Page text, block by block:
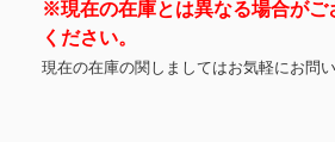
※現在の在庫とは異なる場合がご
ください。
現在の在庫の関しましてはお気軽にお問い